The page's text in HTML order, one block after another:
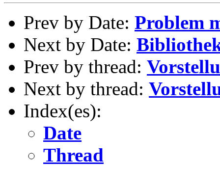
Prev by Date: Problem
Next by Date:
Prev by thread:
Next by thread:
Index(es):
Date
Thread